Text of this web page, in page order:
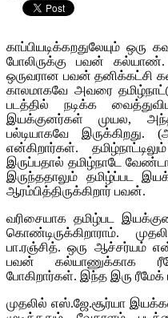
காப்பியடிக்கறதுலேயும்
போலிருக்கு பவன் கல்யாண்.
ஒருவரான பவன் தனிக்கட்சி
காலமாகவே அவரை
படத்தில் நடிக்க
இயக்குனர்கள் முயல,
பல்டியாகவே
என்கிறார்கள்.
இருப்பதால் தமிழ்நாடே
இருந்ததாலும் தமிழ்ப்பட
ஆரம்பித்திருக்கிறார் பவன்.
வரிசையாக தமிழ்பட
கொண்டிருக்கிறாராம்.
பா.ரஞ்சித். ஒரு ஆச்சர்யம்
பவன் கல்யாணுக்காக
போகிறார்கள். இந்த இரு
முதலில் எஸ்.ஜே.சூர்யா